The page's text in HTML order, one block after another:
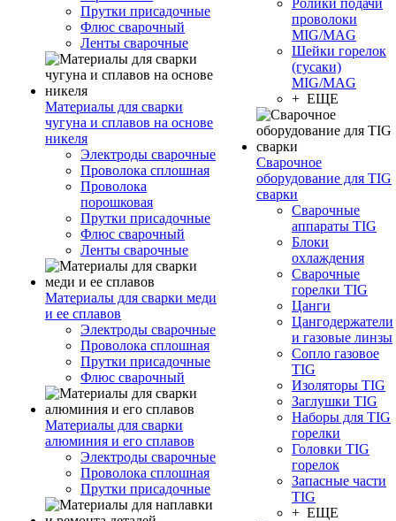
Прутки присадочные
Флюс сварочный
Ленты сварочные
Материалы для сварки
чугуна и сплавов на основе
никеля
Электроды сварочные
Проволока сплошная
Проволока
порошковая
Прутки присадочные
Флюс сварочный
Ленты сварочные
Материалы для сварки меди
и ее сплавов
Электроды сварочные
Проволока сплошная
Прутки присадочные
Флюс сварочный
Материалы для сварки
алюминия и его сплавов
Электроды сварочные
Проволока сплошная
Прутки присадочные
Ролики подачи
проволоки
MIG/MAG
Шейки горелок
(гусаки)
MIG/MAG
+ ЕЩЕ
Сварочное
оборудование для TIG
сварки
Сварочные
аппараты TIG
Блоки
охлаждения
Сварочные
горелки TIG
Цанги
Цангодержатели
и газовые линзы
Сопло газовое
TIG
Изоляторы TIG
Заглушки TIG
Наборы для TIG
горелки
Головки TIG
горелок
Запасные части
TIG
+ ЕЩЕ